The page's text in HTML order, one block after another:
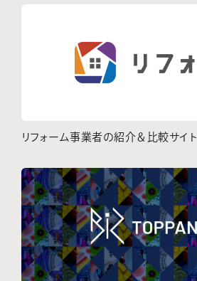
リフォーム事業者の紹介＆比較サイト